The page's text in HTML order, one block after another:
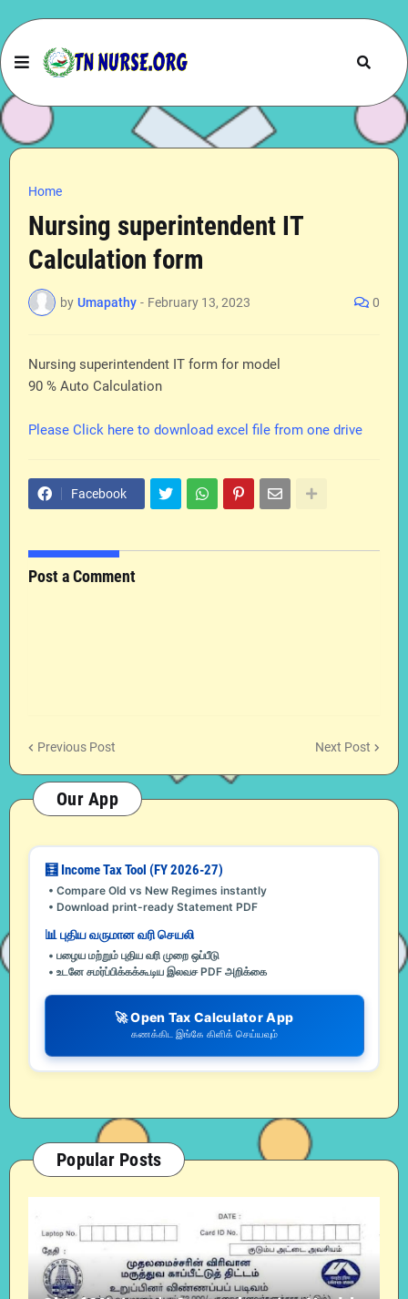
Home
Nursing superintendent IT
Calculation form
by Umapathy - February 13, 2023 0
Nursing superintendent IT form for model
90 % Auto Calculation
Please Click here to download excel file from one drive
Facebook
Post a Comment
Previous Post Next Post
Our App
🧮 Income Tax Tool (FY 2026-27)
• Compare Old vs New Regimes instantly
• Download print-ready Statement PDF
📊 புதிய வருமான வரி செயலி
• பழைய மற்றும் புதிய வரி முறை ஒப்பீடு
• உடனே சமர்ப்பிக்கக்கூடிய இலவச PDF அறிக்கை
🚀 Open Tax Calculator App
கணக்கிட இங்கே கிளிக் செய்யவும்
Popular Posts